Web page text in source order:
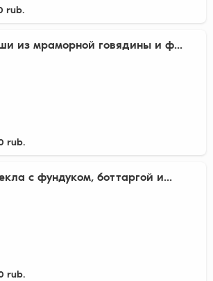
rub.
из мраморной говядины и ф...
rub.
с фундуком, боттаргой и...
rub.